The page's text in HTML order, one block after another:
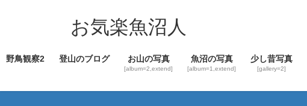
ツ
ス
シ
ン
お気楽魚沼人
野鳥観察2 登山のブログ お山の写真
[album=2,extend]
魚沼の写真
[album=1,extend]
少し昔写真
[gallery=2]